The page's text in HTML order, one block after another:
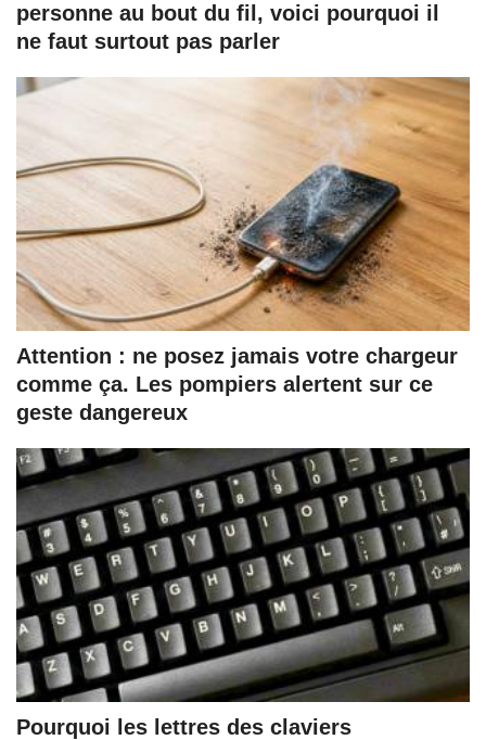
personne au bout du fil, voici pourquoi il
ne faut surtout pas parler
Attention : ne posez jamais votre chargeur
comme ça. Les pompiers alertent sur ce
geste dangereux
Pourquoi les lettres des claviers